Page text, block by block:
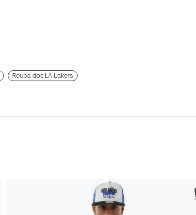
Roupa dos LA Lakers